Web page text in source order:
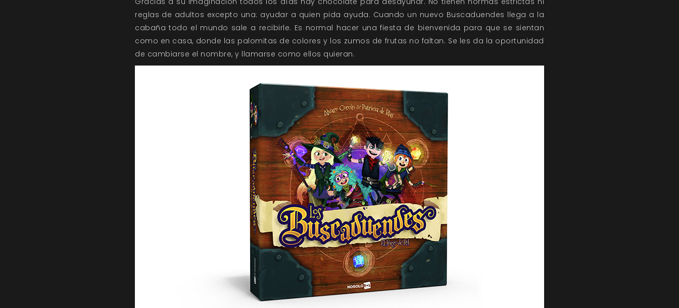
reglas de adultos excepto una: ayudar a quien pida ayuda. Cuando un nuevo Buscaduendes llega a la
cabaña todo el mundo sale a recibirle. Es normal hacer una fiesta de bienvenida para que se sientan
como en casa, donde las palomitas de colores y los zumos de frutas no faltan. Se les da la oportunidad
de cambiarse el nombre, y llamarse como ellos quieran.